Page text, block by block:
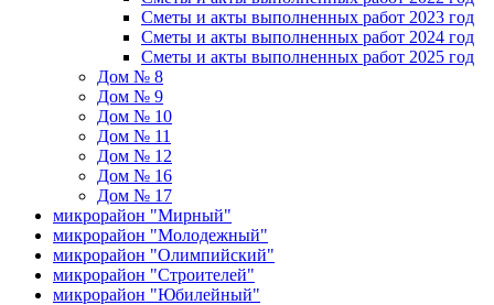
Сметы и акты выполненных работ 2023 год
Сметы и акты выполненных работ 2024 год
Сметы и акты выполненных работ 2025 год
Дом № 8
Дом № 9
Дом № 10
Дом № 11
Дом № 12
Дом № 16
Дом № 17
микрорайон "Мирный"
микрорайон "Молодежный"
микрорайон "Олимпийский"
микрорайон "Строителей"
микрорайон "Юбилейный"